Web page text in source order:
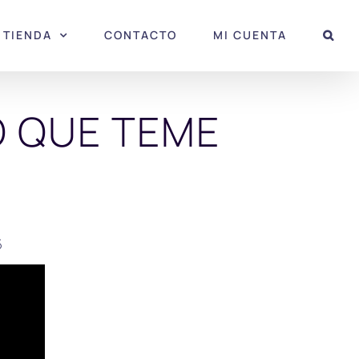
TIENDA CONTACTO MI CUENTA
QUE TEME